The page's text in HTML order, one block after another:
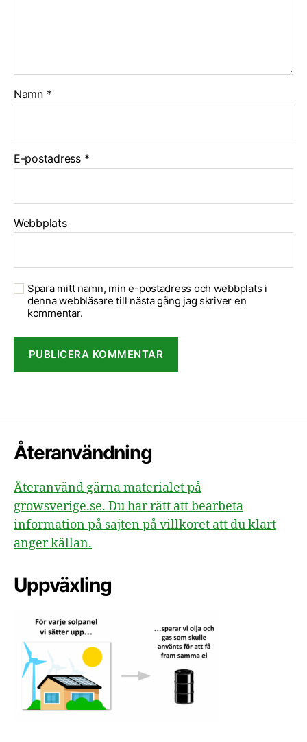
Namn *
E-postadress *
Webbplats
Spara mitt namn, min e-postadress och webbplats i
denna webbläsare till nästa gång jag skriver en
kommentar.
Återanvändning
Återanvänd gärna materialet på
growsverige.se. Du har rätt att bearbeta
information på sajten på villkoret att du klart
anger källan.
Uppväxling